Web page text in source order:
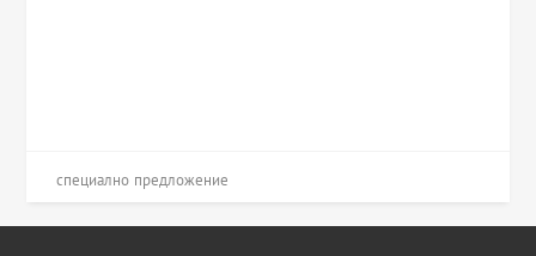
специално предложение